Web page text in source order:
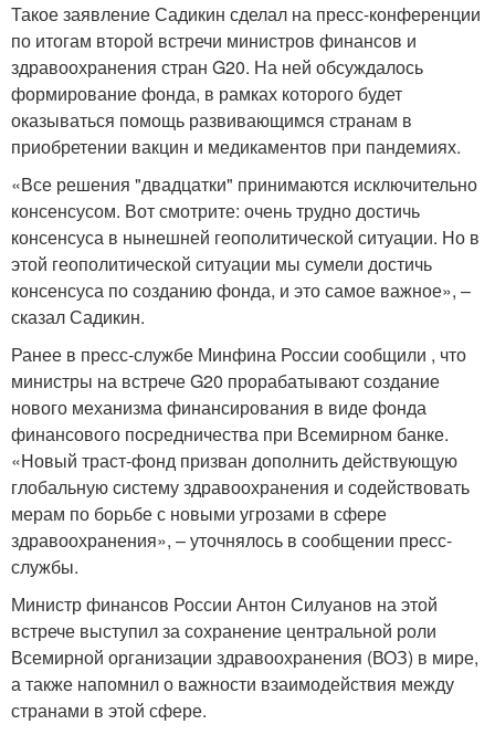
Такое заявление Садикин сделал на пресс-конференции
по итогам второй встречи министров финансов и
здравоохранения стран G20. На ней обсуждалось
формирование фонда, в рамках которого будет
оказываться помощь развивающимся странам в
приобретении вакцин и медикаментов при пандемиях.
«Все решения "двадцатки" принимаются исключительно
консенсусом. Вот смотрите: очень трудно достичь
консенсуса в нынешней геополитической ситуации. Но в
этой геополитической ситуации мы сумели достичь
консенсуса по созданию фонда, и это самое важное», –
сказал Садикин.
Ранее в пресс-службе Минфина России сообщили , что
министры на встрече G20 прорабатывают создание
нового механизма финансирования в виде фонда
финансового посредничества при Всемирном банке.
«Новый траст-фонд призван дополнить действующую
глобальную систему здравоохранения и содействовать
мерам по борьбе с новыми угрозами в сфере
здравоохранения», – уточнялось в сообщении пресс-
службы.
Министр финансов России Антон Силуанов на этой
встрече выступил за сохранение центральной роли
Всемирной организации здравоохранения (ВОЗ) в мире,
а также напомнил о важности взаимодействия между
странами в этой сфере.